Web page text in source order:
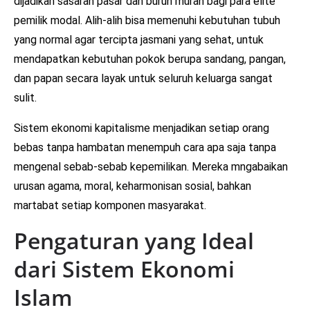
pemilik modal. Alih-alih bisa memenuhi kebutuhan tubuh
yang normal agar tercipta jasmani yang sehat, untuk
mendapatkan kebutuhan pokok berupa sandang, pangan,
dan papan secara layak untuk seluruh keluarga sangat
sulit.
Sistem ekonomi kapitalisme menjadikan setiap orang
bebas tanpa hambatan menempuh cara apa saja tanpa
mengenal sebab-sebab kepemilikan. Mereka mngabaikan
urusan agama, moral, keharmonisan sosial, bahkan
martabat setiap komponen masyarakat.
Pengaturan yang Ideal
dari Sistem Ekonomi
Islam